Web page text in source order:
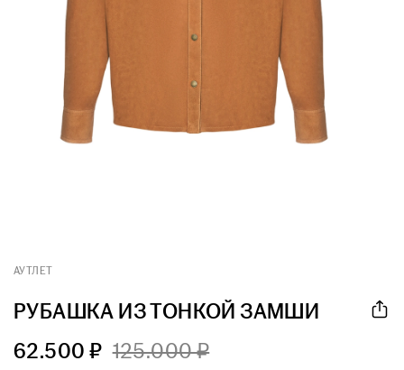
АУТЛЕТ
РУБАШКА ИЗ ТОНКОЙ ЗАМШИ
62.500 ₽ 125.000 ₽